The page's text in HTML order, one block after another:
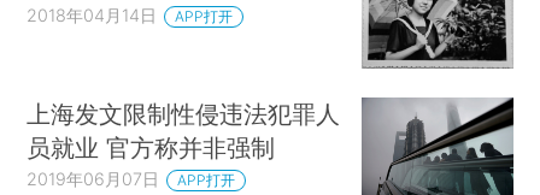
2018年04月14日 APP打开
上海发文限制性侵违法犯罪人
员就业 官方称并非强制
2019年06月07日 APP打开